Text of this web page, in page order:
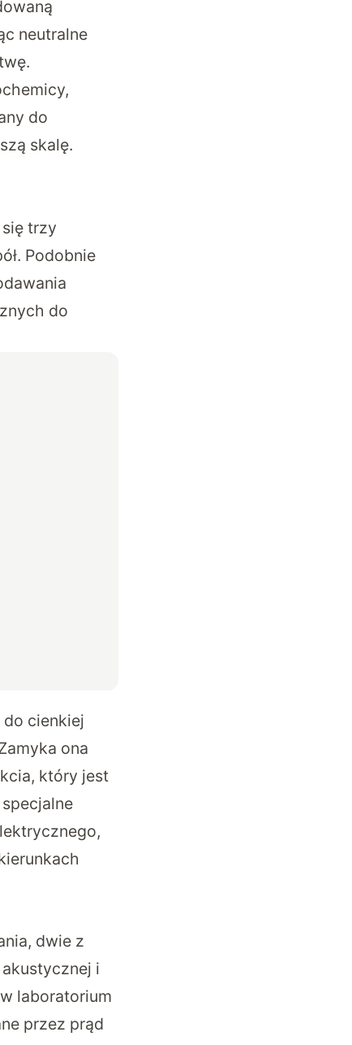
neutralne
do
skalę.
trzy
Podobnie
do
cienkiej
ona
który jest
dwie z
i
laboratorium
przez prąd